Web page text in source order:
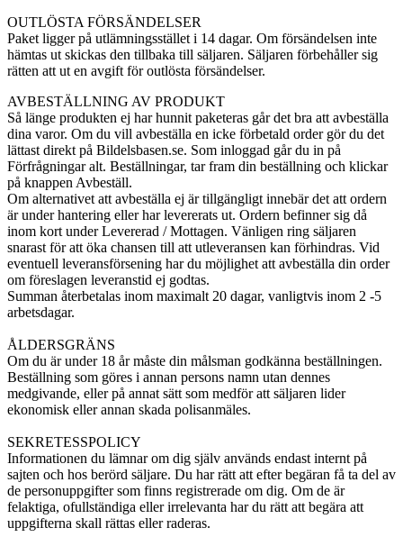
OUTLÖSTA FÖRSÄNDELSER
Paket ligger på utlämningsstället i 14 dagar. Om försändelsen inte
hämtas ut skickas den tillbaka till säljaren. Säljaren förbehåller sig
rätten att ut en avgift för outlösta försändelser.
AVBESTÄLLNING AV PRODUKT
Så länge produkten ej har hunnit paketeras går det bra att avbeställa
dina varor. Om du vill avbeställa en icke förbetald order gör du det
lättast direkt på Bildelsbasen.se. Som inloggad går du in på
Förfrågningar alt. Beställningar, tar fram din beställning och klickar
på knappen Avbeställ.
Om alternativet att avbeställa ej är tillgängligt innebär det att ordern
är under hantering eller har levererats ut. Ordern befinner sig då
inom kort under Levererad / Mottagen. Vänligen ring säljaren
snarast för att öka chansen till att utleveransen kan förhindras. Vid
eventuell leveransförsening har du möjlighet att avbeställa din order
om föreslagen leveranstid ej godtas.
Summan återbetalas inom maximalt 20 dagar, vanligtvis inom 2 -5
arbetsdagar.
ÅLDERSGRÄNS
Om du är under 18 år måste din målsman godkänna beställningen.
Beställning som göres i annan persons namn utan dennes
medgivande, eller på annat sätt som medför att säljaren lider
ekonomisk eller annan skada polisanmäles.
SEKRETESSPOLICY
Informationen du lämnar om dig själv används endast internt på
sajten och hos berörd säljare. Du har rätt att efter begäran få ta del av
de personuppgifter som finns registrerade om dig. Om de är
felaktiga, ofullständiga eller irrelevanta har du rätt att begära att
uppgifterna skall rättas eller raderas.